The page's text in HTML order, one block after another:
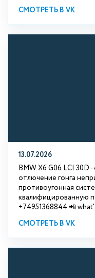
СМОТРЕТЬ В VK
13.07.2026
BMW X6 G06 LCI 30D
отлючение гонга
противоугонная
квалифицированную
+74951368844 📲
СМОТРЕТЬ В VK